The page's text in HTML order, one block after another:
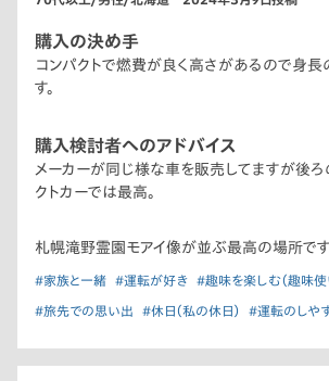
購入の決め手
コンパクトで燃費が良く高さがあるので身
す。
購入検討者へのアドバイス
メーカーが同じ様な車を販売してますが後
クトカーでは最高。
札幌滝野霊園モアイ像が並ぶ最高の場所です
#家族と一緒 #運転が好き #趣味を楽しむ（趣味使
#旅先での思い出 #休日（私の休日） #運転のしや